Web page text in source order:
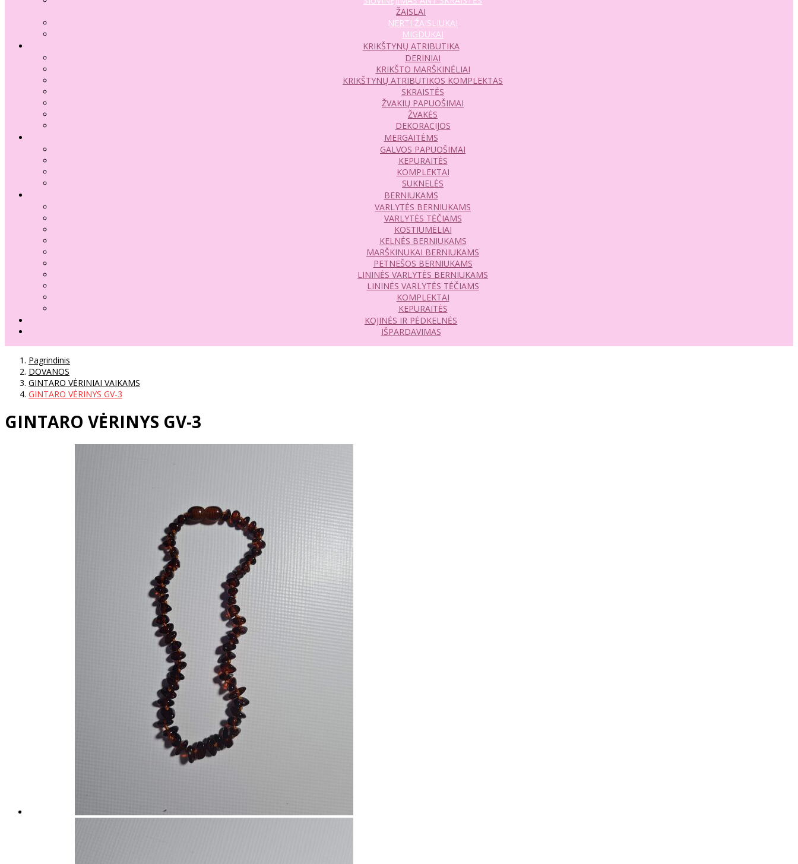
ŽAISLAI
NERTI ŽAISLIUKAI
MIGDUKAI
KRIKŠTYNŲ ATRIBUTIKA
DERINIAI
KRIKŠTO MARŠKINĖLIAI
KRIKŠTYNŲ ATRIBUTIKOS KOMPLEKTAS
SKRAISTĖS
ŽVAKIŲ PAPUOŠIMAI
ŽVAKĖS
DEKORACIJOS
MERGAITĖMS
GALVOS PAPUOŠIMAI
KEPURAITĖS
KOMPLEKTAI
SUKNELĖS
BERNIUKAMS
VARLYTĖS BERNIUKAMS
VARLYTĖS TĖČIAMS
KOSTIUMĖLIAI
KELNĖS BERNIUKAMS
MARŠKINUKAI BERNIUKAMS
PETNEŠOS BERNIUKAMS
LININĖS VARLYTĖS BERNIUKAMS
LININĖS VARLYTĖS TĖČIAMS
KOMPLEKTAI
KEPURAITĖS
KOJINĖS IR PĖDKELNĖS
IŠPARDAVIMAS
Pagrindinis
DOVANOS
GINTARO VĖRINIAI VAIKAMS
GINTARO VĖRINYS GV-3
GINTARO VĖRINYS GV-3